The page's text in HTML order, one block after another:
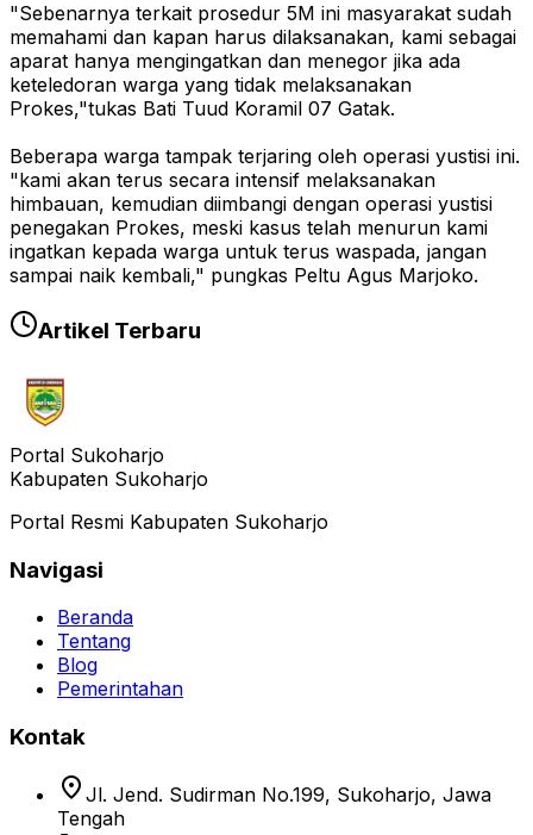
"Sebenarnya terkait prosedur 5M ini masyarakat sudah
memahami dan kapan harus dilaksanakan, kami sebagai
aparat hanya mengingatkan dan menegor jika ada
keteledoran warga yang tidak melaksanakan
Prokes,"tukas Bati Tuud Koramil 07 Gatak.
Beberapa warga tampak terjaring oleh operasi yustisi ini.
"kami akan terus secara intensif melaksanakan
himbauan, kemudian diimbangi dengan operasi yustisi
penegakan Prokes, meski kasus telah menurun kami
ingatkan kepada warga untuk terus waspada, jangan
sampai naik kembali," pungkas Peltu Agus Marjoko.
Artikel Terbaru
Portal Sukoharjo
Kabupaten Sukoharjo
Portal Resmi Kabupaten Sukoharjo
Navigasi
Beranda
Tentang
Blog
Pemerintahan
Kontak
location_on Jl. Jend. Sudirman No.199, Sukoharjo, Jawa
Tengah